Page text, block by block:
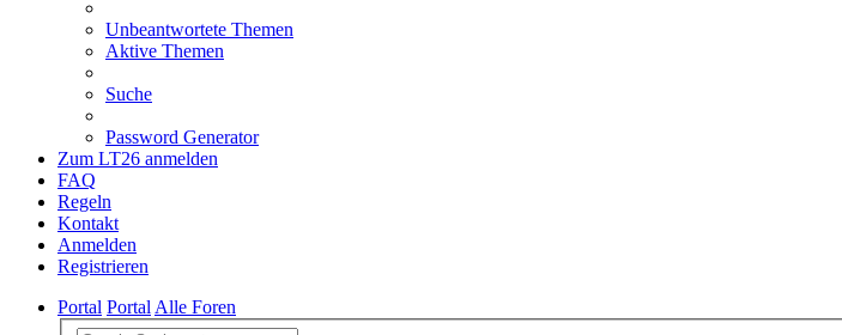
Unbeantwortete Themen
Aktive Themen
Suche
Password Generator
Zum LT26 anmelden
FAQ
Regeln
Kontakt
Anmelden
Registrieren
Portal PortalAlle Foren